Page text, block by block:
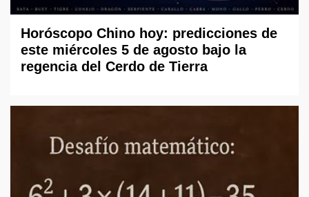
Horóscopo Chino hoy: predicciones de
este miércoles 5 de agosto bajo la
regencia del Cerdo de Tierra